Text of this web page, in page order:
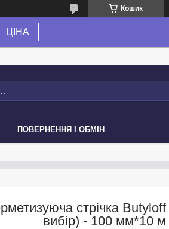
Кошик
ЦІНА
ПОВЕРНЕННЯ І ОБМІН
стрічка Butyloff
вибір) - 100 мм*10 м